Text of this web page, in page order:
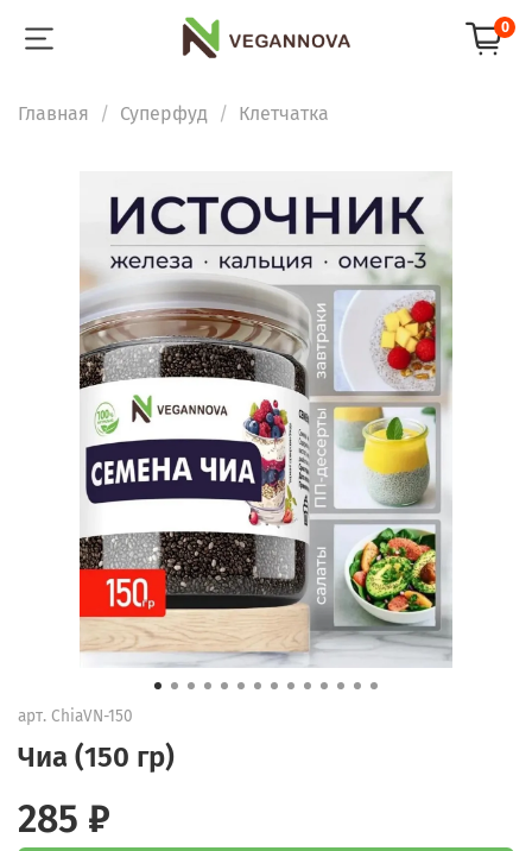
0
Главная Суперфуд Клетчатка
арт. ChiaVN-150
Чиа (150 гр)
285 ₽